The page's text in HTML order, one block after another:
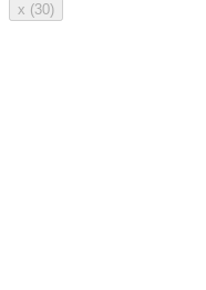
x (30)